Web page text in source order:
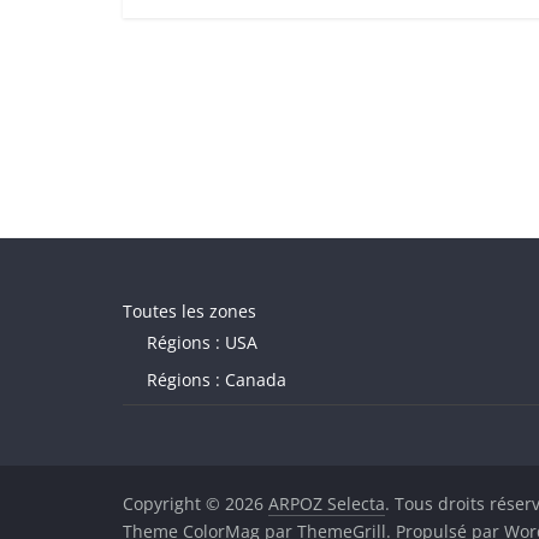
Toutes les zones
Régions : USA
Régions : Canada
Copyright © 2026 ARPOZ Selecta. Tous droits
Theme ColorMag par ThemeGrill. Propulsé par